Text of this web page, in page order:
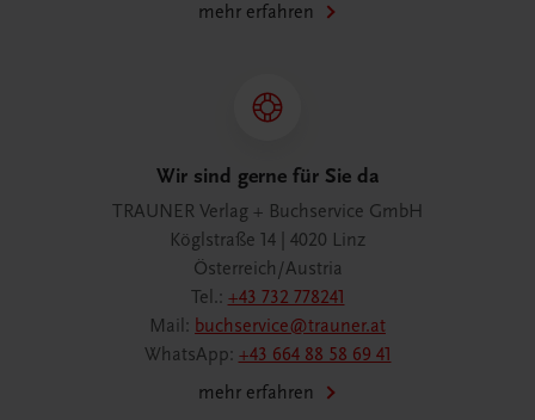
mehr erfahren
Wir sind gerne für Sie da
TRAUNER Verlag + Buchservice GmbH
Köglstraße 14 | 4020 Linz
Österreich/Austria
Tel.: +43 732 778241
Mail: buchservice@trauner.at
WhatsApp: +43 664 88 58 69 41
mehr erfahren